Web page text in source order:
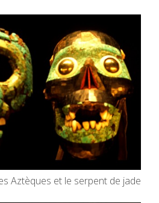
Aztèques et le serpent de jade